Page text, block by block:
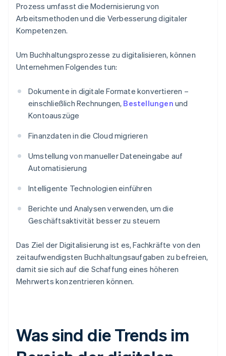
Prozess umfasst die Modernisierung von
Arbeitsmethoden und die Verbesserung digitaler
Kompetenzen.
Um Buchhaltungsprozesse zu digitalisieren, können
Unternehmen Folgendes tun:
Dokumente in digitale Formate konvertieren –
einschließlich Rechnungen, Bestellungen und
Kontoauszüge
Finanzdaten in die Cloud migrieren
Umstellung von manueller Dateneingabe auf
Automatisierung
Intelligente Technologien einführen
Berichte und Analysen verwenden, um die
Geschäftsaktivität besser zu steuern
Das Ziel der Digitalisierung ist es, Fachkräfte von den
zeitaufwendigsten Buchhaltungsaufgaben zu befreien,
damit sie sich auf die Schaffung eines höheren
Mehrwerts konzentrieren können.
Was sind die Trends im